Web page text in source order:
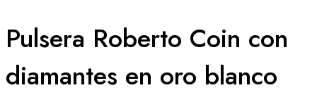
Pulsera Roberto Coin con
diamantes en oro blanco